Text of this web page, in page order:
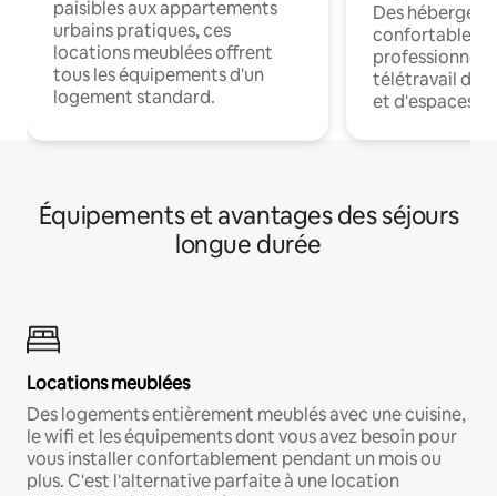
paisibles aux appartements
urbains pratiques, ces
locations meublées offrent
tous les équipements d'un
logement standard.
Des
confortables
professionnels
télétravail
et d'espaces
Équipements et avantages des séjours
longue durée
Locations meublées
Des logements entièrement meublés avec une cuisine,
le wifi et les équipements dont vous avez besoin pour
vous installer confortablement pendant un mois ou
plus. C'est l'alternative parfaite à une location